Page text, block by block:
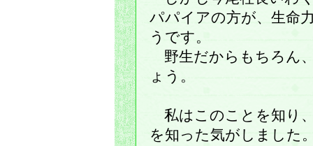
パパイアの方が、生命
うです。
野生だからもちろん
ょう。
私はこのことを知り
を知った気がしました